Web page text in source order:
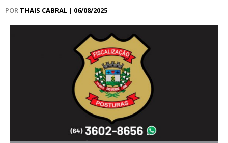
POR THAIS CABRAL | 06/08/2025